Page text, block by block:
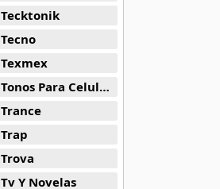
Tecktonik
Tecno
Texmex
Tonos Para Celulares
Trance
Trap
Trova
Tv Y Novelas